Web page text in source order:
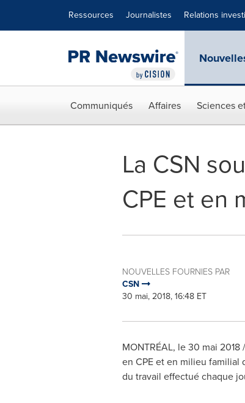
Ressources Journalistes Relations
Communiqués Affaires Sciences
La CSN
CPE et en
NOUVELLES FOURNIES PAR
CSN
30 mai, 2018, 16:48 ET
MONTRÉAL, le 30 mai
en CPE et en milieu familial
du travail effectué chaque